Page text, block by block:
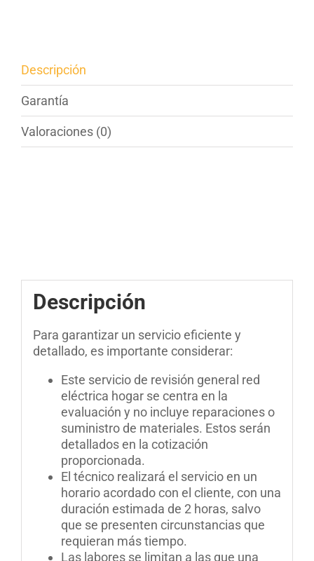
Descripción
Garantía
Valoraciones (0)
Descripción
Para garantizar un servicio eficiente y
detallado, es importante considerar:
Este servicio de revisión general red
eléctrica hogar se centra en la
evaluación y no incluye reparaciones o
suministro de materiales. Estos serán
detallados en la cotización
proporcionada.
El técnico realizará el servicio en un
horario acordado con el cliente, con una
duración estimada de 2 horas, salvo
que se presenten circunstancias que
requieran más tiempo.
Las labores se limitan a las que una